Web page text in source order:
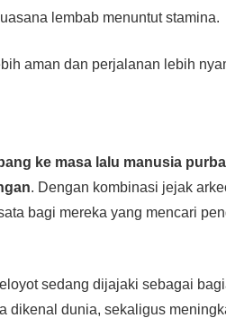
lembab menuntut stamina.
aman dan perjalanan lebih
ke masa lalu manusia purba
. Dengan kombinasi jejak
bagi mereka yang mencari
sedang dijajaki sebagai
dikenal dunia, sekaligus